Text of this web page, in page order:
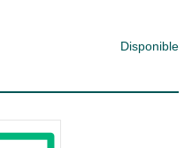
Disponible